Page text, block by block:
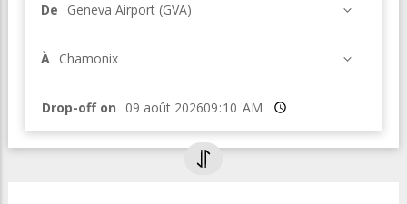
De Geneva Airport (GVA)
À Chamonix
Drop-off on Heure